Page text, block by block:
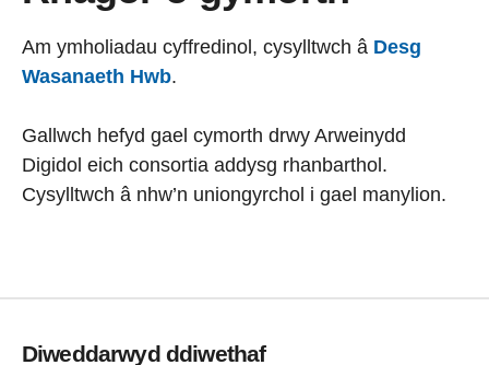
Am ymholiadau cyffredinol, cysylltwch â Desg
Wasanaeth Hwb.
Gallwch hefyd gael cymorth drwy Arweinydd
Digidol eich consortia addysg rhanbarthol.
Cysylltwch â nhw’n uniongyrchol i gael manylion.
Diweddarwyd ddiwethaf